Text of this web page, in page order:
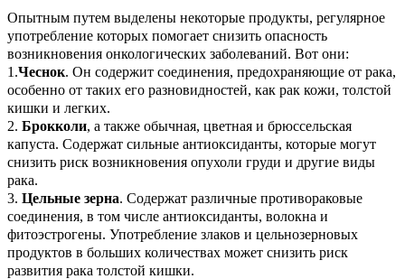
Опытным путем выделены некоторые продукты, регулярное
употребление которых помогает снизить опасность
возникновения онкологических заболеваний. Вот они:
1.Чеснок. Он содержит соединения, предохраняющие от рака,
особенно от таких его разновидностей, как рак кожи, толстой
кишки и легких.
2. Брокколи, а также обычная, цветная и брюссельская
капуста. Содержат сильные антиоксиданты, которые могут
снизить риск возникновения опухоли груди и другие виды
рака.
3. Цельные зерна. Содержат различные противораковые
соединения, в том числе антиоксиданты, волокна и
фитоэстрогены. Употребление злаков и цельнозерновых
продуктов в больших количествах может снизить риск
развития рака толстой кишки.